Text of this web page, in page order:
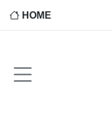
HOME